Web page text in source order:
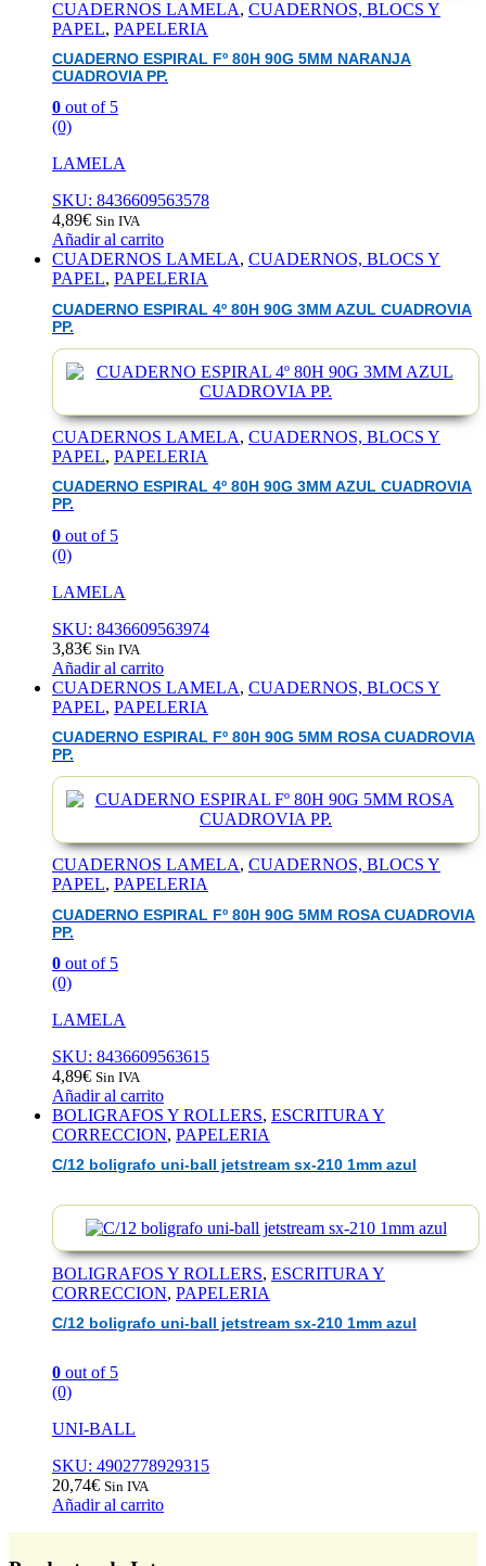
CUADERNOS LAMELA, CUADERNOS, BLOCS Y
PAPEL, PAPELERIA
CUADERNO ESPIRAL Fº 80H 90G 5MM NARANJA
CUADROVIA PP.
0 out of 5
(0)
LAMELA
SKU: 8436609563578
4,89€ Sin IVA
Añadir al carrito
CUADERNOS LAMELA, CUADERNOS, BLOCS Y
PAPEL, PAPELERIA
CUADERNO ESPIRAL 4º 80H 90G 3MM AZUL CUADROVIA
PP.
CUADERNOS LAMELA, CUADERNOS, BLOCS Y
PAPEL, PAPELERIA
CUADERNO ESPIRAL 4º 80H 90G 3MM AZUL CUADROVIA
PP.
0 out of 5
(0)
LAMELA
SKU: 8436609563974
3,83€ Sin IVA
Añadir al carrito
CUADERNOS LAMELA, CUADERNOS, BLOCS Y
PAPEL, PAPELERIA
CUADERNO ESPIRAL Fº 80H 90G 5MM ROSA CUADROVIA
PP.
CUADERNOS LAMELA, CUADERNOS, BLOCS Y
PAPEL, PAPELERIA
CUADERNO ESPIRAL Fº 80H 90G 5MM ROSA CUADROVIA
PP.
0 out of 5
(0)
LAMELA
SKU: 8436609563615
4,89€ Sin IVA
Añadir al carrito
BOLIGRAFOS Y ROLLERS, ESCRITURA Y
CORRECCION, PAPELERIA
C/12 boligrafo uni-ball jetstream sx-210 1mm azul
BOLIGRAFOS Y ROLLERS, ESCRITURA Y
CORRECCION, PAPELERIA
C/12 boligrafo uni-ball jetstream sx-210 1mm azul
0 out of 5
(0)
UNI-BALL
SKU: 4902778929315
20,74€ Sin IVA
Añadir al carrito